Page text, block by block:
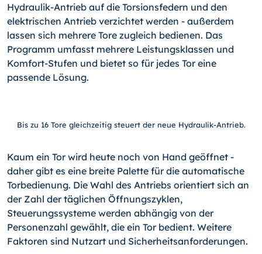
Hydraulik-Antrieb auf die Torsionsfedern und den
elektrischen Antrieb verzichtet werden - außerdem
lassen sich mehrere Tore zugleich bedienen. Das
Programm umfasst mehrere Leistungsklassen und
Komfort-Stufen und bietet so für jedes Tor eine
passende Lösung.
Bis zu 16 Tore gleichzeitig steuert der neue Hydraulik-Antrieb.
Kaum ein Tor wird heute noch von Hand geöffnet -
daher gibt es eine breite Palette für die automatische
Torbedienung. Die Wahl des Antriebs orientiert sich an
der Zahl der täglichen Öffnungszyklen,
Steuerungssysteme werden abhängig von der
Personenzahl gewählt, die ein Tor bedient. Weitere
Faktoren sind Nutzart und Sicherheitsanforderungen.